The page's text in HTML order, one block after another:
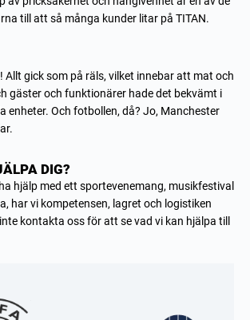
till att så många kunder litar på TITAN.
Allt gick som på räls, vilket innebar att mat och
gäster och funktionärer hade det bekvämt i
enheter. Och fotbollen, då? Jo, Manchester
DIG?
hjälp med ett sportevenemang, musikfestival
har vi kompetensen, lagret och logistiken
kontakta oss för att se vad vi kan hjälpa till